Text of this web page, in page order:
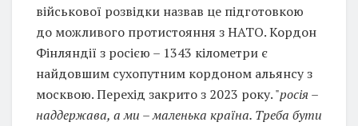
військової розвідки назвав це підготовкою
до можливого протистояння з НАТО. Кордон
Фінляндії з росією – 1343 кілометри є
найдовшим сухопутним кордоном альянсу з
москвою. Перехід закрито з 2023 року. "росія –
наддержава, а ми – маленька країна. Треба бути